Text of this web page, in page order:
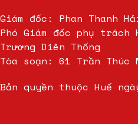
Giám đốc: Phan Thanh
Phó Giám đốc phụ trách
Trương Diên Thống
Tòa soạn: 61 Trần Thúc
Bản quyền thuộc Huế